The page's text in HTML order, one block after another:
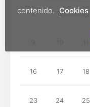
2 3 4
16 17 18
23 24 25
contenido. Cookies